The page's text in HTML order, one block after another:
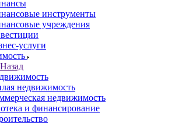
инструменты
учреждения
услуги
Назад
недвижимость
недвижимость
и финансирование